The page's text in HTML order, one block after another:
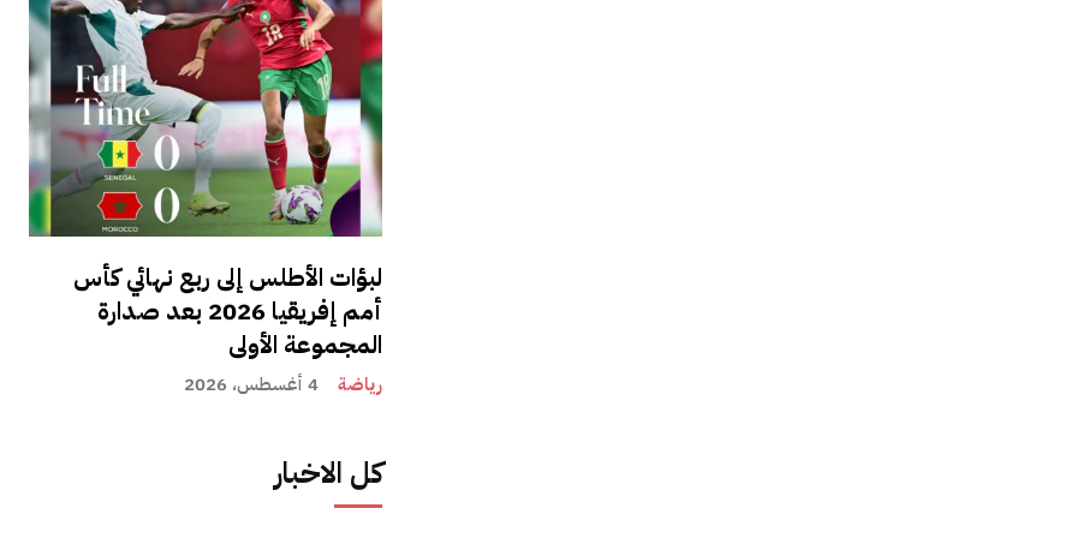
لبؤات الأطلس إلى ربع نهائي كأس
أمم إفريقيا 2026 بعد صدارة
المجموعة الأولى
رياضة 4 أغسطس، 2026
كل الاخبار